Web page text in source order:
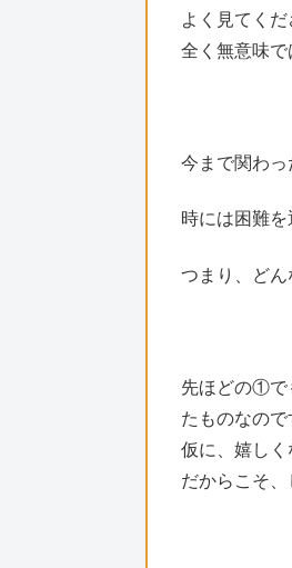
よく見てくだ
全く無意味で
今まで関わっ
時には困難を
つまり、ど
先ほどの①で
たものなので
仮に、嬉しく
だからこそ、